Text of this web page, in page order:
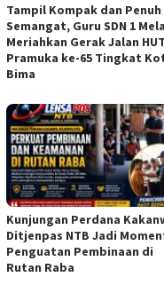
Tampil Kompak dan Penuh
Semangat, Guru SDN 1
Meriahkan Gerak Jalan HUT
Pramuka ke-65 Tingkat
Bima
Kunjungan Perdana
Ditjenpas NTB Jadi
Penguatan Pembinaan di
Rutan Raba